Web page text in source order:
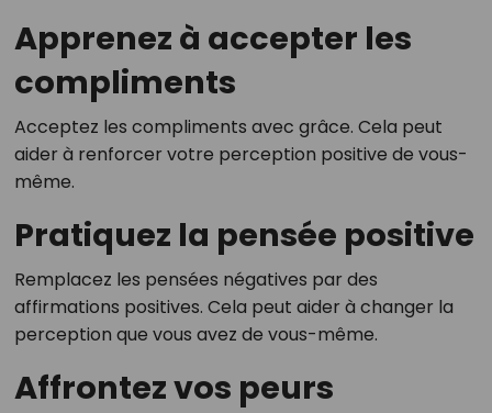
Apprenez à accepter les
compliments
Acceptez les compliments avec grâce. Cela peut
aider à renforcer votre perception positive de vous-
même.
Pratiquez la pensée positive
Remplacez les pensées négatives par des
affirmations positives. Cela peut aider à changer la
perception que vous avez de vous-même.
Affrontez vos peurs